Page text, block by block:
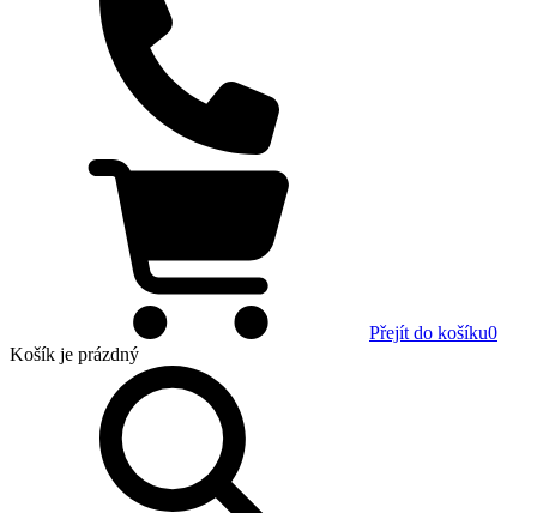
Přejít do košíku0
Košík je prázdný